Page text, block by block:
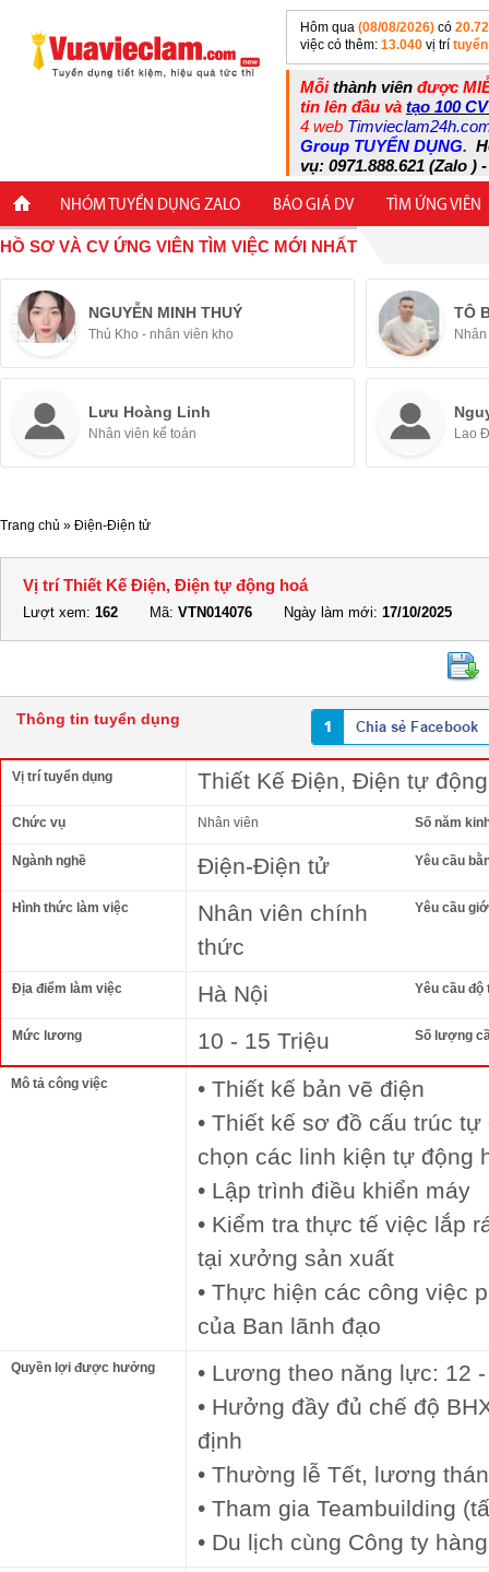
Hôm qua (08/08/2026) có
việc có thêm: 13.040 vị trí
Mỗithành viên được
tin lên đầu và tạo 100
4 web
Group TUYỂN DỤNG.
vụ: 0971.888.621 (Zalo )
NHÓM TUYỂN DỤNG ZALO BÁO GIÁ DV TÌM ỨNG VIÊN
HỒ SƠ VÀ CV ỨNG VIÊN TÌM VIỆC MỚI NHẤT
NGUYỄN MINH THUÝ
Thủ Kho - nhân viên kho
TÔ
Lưu Hoàng Linh
Nhân viên kế toán Lao
Trang chủ » Điện-Điện tử
Vị trí Thiết Kế Điện, Điện tự động hoá
Lượt xem: 162 Mã: VTN014076 Ngày làm mới: 17/10/2025
Thông tin tuyển dụng
Vị trí tuyển dụng Thiết Kế Điện, Điện tự
Chức vụ Nhân viên Số năm
Ngành nghề Điện-Điện tử Yêu cầu
Hình thức làm việc
Nhân viên chính
thức
Yêu cầu
Địa điểm làm việc Hà Nội Yêu cầu độ
Mức lương 10 - 15 Triệu Số lượng
Mô tả công việc
• Thiết kế bản vẽ điện
• Thiết kế sơ đồ cấu trúc
chọn các linh kiện tự động
• Lập trình điều khiển máy
• Kiểm tra thực tế việc lắp
tại xưởng sản xuất
• Thực hiện các công việc
của Ban lãnh đạo
Quyền lợi được hưởng
• Lương theo năng lực: 12
• Hưởng đầy đủ chế độ
định
• Thường lễ Tết, lương
• Tham gia Teambuilding
• Du lịch cùng Công ty